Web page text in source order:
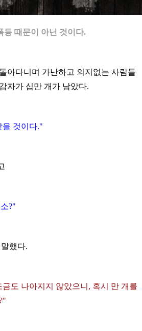
등 때문이 아닌 것이다.
아다니며 가난하고 의지없는 사람들
자가 십만 개가 남았다.
을 것이다."
?"
했다.
도 나아지지 않았으니, 혹시 만 개를